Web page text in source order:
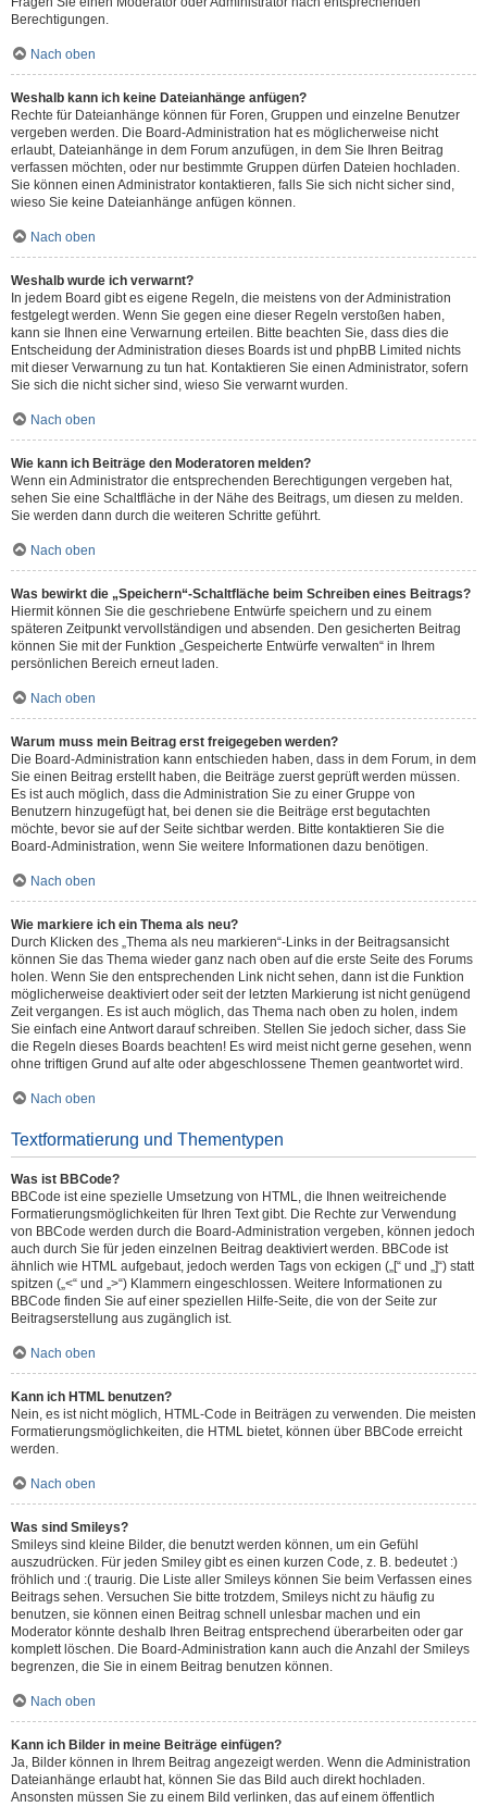
Berechtigungen.
Nach oben
Weshalb kann ich keine Dateianhänge anfügen?
Rechte für Dateianhänge können für Foren, Gruppen und einzelne Benutzer
vergeben werden. Die Board-Administration hat es möglicherweise nicht
erlaubt, Dateianhänge in dem Forum anzufügen, in dem Sie Ihren Beitrag
verfassen möchten, oder nur bestimmte Gruppen dürfen Dateien hochladen.
Sie können einen Administrator kontaktieren, falls Sie sich nicht sicher sind,
wieso Sie keine Dateianhänge anfügen können.
Nach oben
Weshalb wurde ich verwarnt?
In jedem Board gibt es eigene Regeln, die meistens von der Administration
festgelegt werden. Wenn Sie gegen eine dieser Regeln verstoßen haben,
kann sie Ihnen eine Verwarnung erteilen. Bitte beachten Sie, dass dies die
Entscheidung der Administration dieses Boards ist und phpBB Limited nichts
mit dieser Verwarnung zu tun hat. Kontaktieren Sie einen Administrator, sofern
Sie sich die nicht sicher sind, wieso Sie verwarnt wurden.
Nach oben
Wie kann ich Beiträge den Moderatoren melden?
Wenn ein Administrator die entsprechenden Berechtigungen vergeben hat,
sehen Sie eine Schaltfläche in der Nähe des Beitrags, um diesen zu melden.
Sie werden dann durch die weiteren Schritte geführt.
Nach oben
Was bewirkt die „Speichern“-Schaltfläche beim Schreiben eines Beitrags?
Hiermit können Sie die geschriebene Entwürfe speichern und zu einem
späteren Zeitpunkt vervollständigen und absenden. Den gesicherten Beitrag
können Sie mit der Funktion „Gespeicherte Entwürfe verwalten“ in Ihrem
persönlichen Bereich erneut laden.
Nach oben
Warum muss mein Beitrag erst freigegeben werden?
Die Board-Administration kann entschieden haben, dass in dem Forum, in dem
Sie einen Beitrag erstellt haben, die Beiträge zuerst geprüft werden müssen.
Es ist auch möglich, dass die Administration Sie zu einer Gruppe von
Benutzern hinzugefügt hat, bei denen sie die Beiträge erst begutachten
möchte, bevor sie auf der Seite sichtbar werden. Bitte kontaktieren Sie die
Board-Administration, wenn Sie weitere Informationen dazu benötigen.
Nach oben
Wie markiere ich ein Thema als neu?
Durch Klicken des „Thema als neu markieren“-Links in der Beitragsansicht
können Sie das Thema wieder ganz nach oben auf die erste Seite des Forums
holen. Wenn Sie den entsprechenden Link nicht sehen, dann ist die Funktion
möglicherweise deaktiviert oder seit der letzten Markierung ist nicht genügend
Zeit vergangen. Es ist auch möglich, das Thema nach oben zu holen, indem
Sie einfach eine Antwort darauf schreiben. Stellen Sie jedoch sicher, dass Sie
die Regeln dieses Boards beachten! Es wird meist nicht gerne gesehen, wenn
ohne triftigen Grund auf alte oder abgeschlossene Themen geantwortet wird.
Nach oben
Textformatierung und Thementypen
Was ist BBCode?
BBCode ist eine spezielle Umsetzung von HTML, die Ihnen weitreichende
Formatierungsmöglichkeiten für Ihren Text gibt. Die Rechte zur Verwendung
von BBCode werden durch die Board-Administration vergeben, können jedoch
auch durch Sie für jeden einzelnen Beitrag deaktiviert werden. BBCode ist
ähnlich wie HTML aufgebaut, jedoch werden Tags von eckigen („[“ und „]“) statt
spitzen („<“ und „>“) Klammern eingeschlossen. Weitere Informationen zu
BBCode finden Sie auf einer speziellen Hilfe-Seite, die von der Seite zur
Beitragserstellung aus zugänglich ist.
Nach oben
Kann ich HTML benutzen?
Nein, es ist nicht möglich, HTML-Code in Beiträgen zu verwenden. Die meisten
Formatierungsmöglichkeiten, die HTML bietet, können über BBCode erreicht
werden.
Nach oben
Was sind Smileys?
Smileys sind kleine Bilder, die benutzt werden können, um ein Gefühl
auszudrücken. Für jeden Smiley gibt es einen kurzen Code, z. B. bedeutet :)
fröhlich und :( traurig. Die Liste aller Smileys können Sie beim Verfassen eines
Beitrags sehen. Versuchen Sie bitte trotzdem, Smileys nicht zu häufig zu
benutzen, sie können einen Beitrag schnell unlesbar machen und ein
Moderator könnte deshalb Ihren Beitrag entsprechend überarbeiten oder gar
komplett löschen. Die Board-Administration kann auch die Anzahl der Smileys
begrenzen, die Sie in einem Beitrag benutzen können.
Nach oben
Kann ich Bilder in meine Beiträge einfügen?
Ja, Bilder können in Ihrem Beitrag angezeigt werden. Wenn die Administration
Dateianhänge erlaubt hat, können Sie das Bild auch direkt hochladen.
Ansonsten müssen Sie zu einem Bild verlinken, das auf einem öffentlich